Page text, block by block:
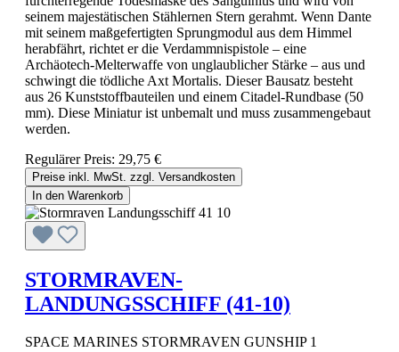
seinem majestätischen Stählernen Stern gerahmt. Wenn Dante
mit seinem maßgefertigten Sprungmodul aus dem Himmel
herabfährt, richtet er die Verdammnispistole – eine
Archäotech-Melterwaffe von unglaublicher Stärke – aus und
schwingt die tödliche Axt Mortalis. Dieser Bausatz besteht
aus 26 Kunststoffbauteilen und einem Citadel-Rundbase (50
mm). Diese Miniatur ist unbemalt und muss zusammengebaut
werden.
Regulärer Preis: 29,75 €
Preise inkl. MwSt. zzgl. Versandkosten
In den Warenkorb
STORMRAVEN-
LANDUNGSSCHIFF (41-10)
SPACE MARINES STORMRAVEN GUNSHIP 1